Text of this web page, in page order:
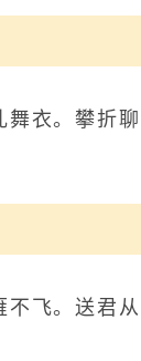
衣。攀折聊
飞。送君从